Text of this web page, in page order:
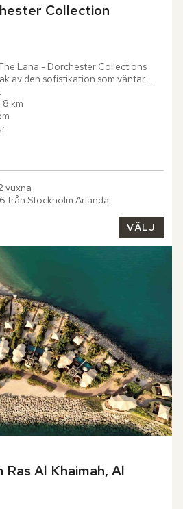
Collection
Lana - Dorchester Collections
av den sofistikation som väntar
sig en värld av omsorgsfullt...
km
vuxna
från Stockholm Arlanda
VÄLJ
Al Khaimah, Al